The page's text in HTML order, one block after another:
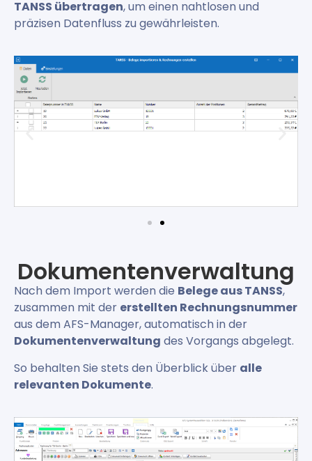
TANSS übertragen, um einen nahtlosen und
präzisen Datenfluss zu gewährleisten.
Dokumentenverwaltung
Nach dem Import werden die Belege aus TANSS,
zusammen mit der erstellten Rechnungsnummer
aus dem AFS-Manager, automatisch in der
Dokumentenverwaltung des Vorgangs abgelegt.
So behalten Sie stets den Überblick über alle
relevanten Dokumente.